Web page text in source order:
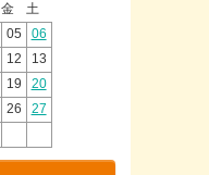
金
土
05
06
12
13
19
20
26
27